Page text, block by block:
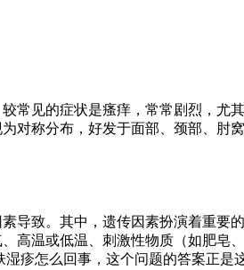
常见的症状是瘙痒，常常剧烈，
对称分布，好发于面部、颈部、
导致。其中，遗传因素扮演着重
高温或低温、刺激性物质（如肥
疹怎么回事，这个问题的答案正是